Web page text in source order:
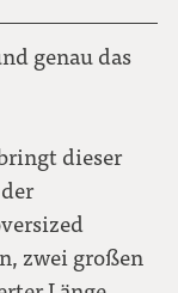
genau das
dieser
zwei großen